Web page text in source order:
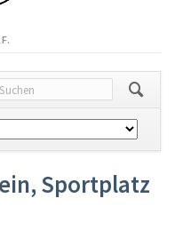
Sportplatz